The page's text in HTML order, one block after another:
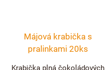
Májová krabička s
pralinkami 20ks
Krabička plná čokoládových